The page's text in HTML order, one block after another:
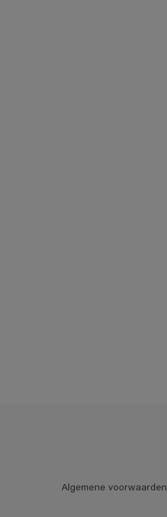
Algemene voorwaarden